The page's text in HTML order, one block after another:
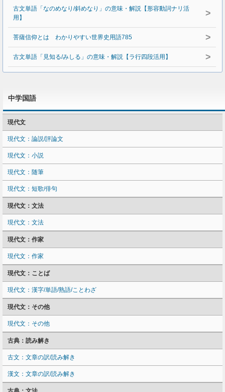
古文単語「なのめなり/斜めなり」の意味・解説【形容動詞ナリ活
用】
>
菩薩信仰とは わかりやすい世界史用語785 >
古文単語「見知る/みしる」の意味・解説【ラ行四段活用】 >
中学国語
現代文
現代文：論説/評論文
現代文：小説
現代文：随筆
現代文：短歌/俳句
現代文：文法
現代文：文法
現代文：作家
現代文：作家
現代文：ことば
現代文：漢字/単語/熟語/ことわざ
現代文：その他
現代文：その他
古典：読み解き
古文：文章の訳/読み解き
漢文：文章の訳/読み解き